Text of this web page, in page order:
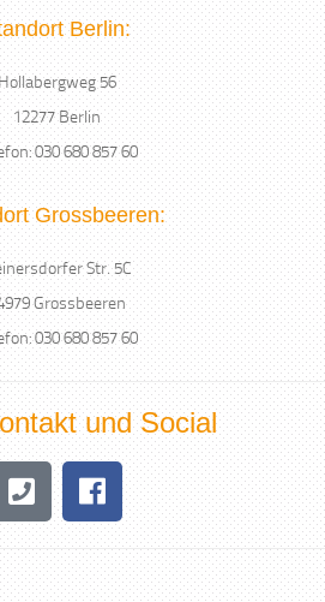
Berlin:
56
12277 Berlin
030 680 857 60
Grossbeeren:
Str. 5C
Grossbeeren
030 680 857 60
und Social